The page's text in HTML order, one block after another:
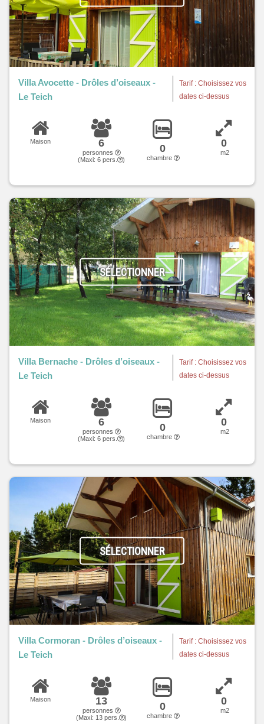
Villa Avocette - Drôles d’oiseaux -
Le Teich
Tarif : Choisissez vos
dates ci-dessus
Maison 6
personnes
(Maxi: 6 pers. )
0
chambre
0
m2
SÉLECTIONNER
Villa Bernache - Drôles d’oiseaux -
Le Teich
Tarif : Choisissez vos
dates ci-dessus
Maison 6
personnes
(Maxi: 6 pers. )
0
chambre
0
m2
SÉLECTIONNER
Villa Cormoran - Drôles d’oiseaux -
Le Teich
Tarif : Choisissez vos
dates ci-dessus
Maison 13
personnes
(Maxi: 13 pers. )
0
chambre
0
m2